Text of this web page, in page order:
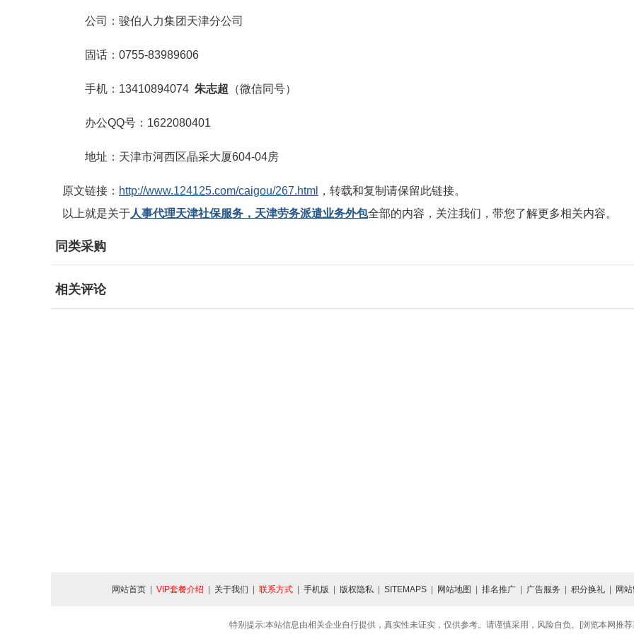
公司：骏伯人力集团天津分公司
固话：0755-83989606
手机：13410894074 朱志超 （微信同号）
办公QQ号：1622080401
地址：天津市河西区晶采大厦604-04房
原文链接： http://www.124125.com/caigou/267.html
，转载和复制请保留此链接。
以上就是关于人事代理天津社保服务，天津劳务派遣业务外包全部的内容，关注我们，带您了解更多相关内容。
同类采购
相关评论
网站首页 VIP套餐介绍 关于我们 联系方式 手机版 版权隐私 SITEMAPS 网站地图 排名推广 广告服务 积分换礼 网
特别提示:本站信息由相关企业自行提供，真实性未证实，仅供参考。请谨慎采用，风险自负。[浏览本网推